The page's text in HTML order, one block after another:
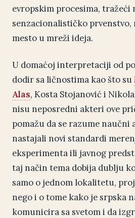
evropskim procesima, tražeći
senzacionalističko prvenstvo,
mesto u mreži ideja.
U domaćoj interpretaciji od
dodir sa ličnostima kao što su
Alas, Kosta Stojanović i
nisu neposredni akteri ove
pomažu da se razume naučni
nastajali novi standardi
eksperimenta ili javnog
taj način tema dobija dublju
samo o jednom lokalitetu,
nego i o tome kako je srpska
komunicira sa svetom i da